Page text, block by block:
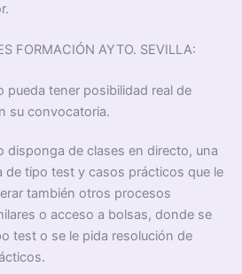
FORMACIÓN AYTO. SEVILLA:
pueda tener posibilidad real de
su convocatoria.
disponga de clases en directo, una
de tipo test y casos prácticos que le
también otros procesos
o acceso a bolsas, donde se
test o se le pida resolución de